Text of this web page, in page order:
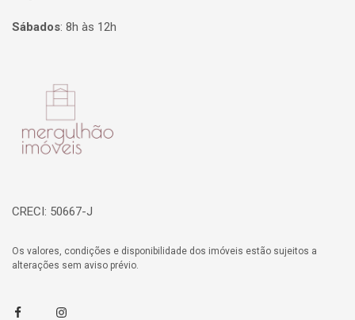
Sábados: 8h às 12h
CRECI: 50667-J
Os valores, condições e disponibilidade dos imóveis estão sujeitos a
alterações sem aviso prévio.
FacebookInstagram